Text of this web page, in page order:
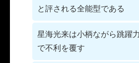
と評される全能型である
星海光来は小柄ながら跳躍
で不利を覆す